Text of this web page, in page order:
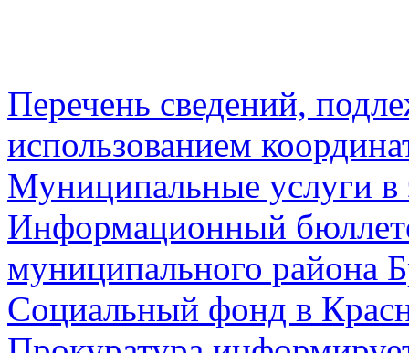
Перечень сведений,
использованием
Муниципальные услуги в
Информационный
муниципального района
Социальный фонд в